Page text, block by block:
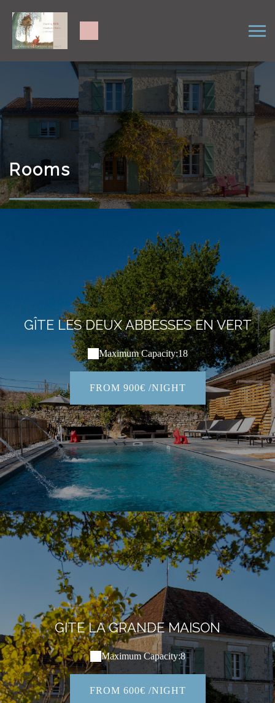
Rooms
GÎTE LES DEUX ABBESSES EN VERT
Maximum Capacity:18
FROM 900€ /NIGHT
GITE LA GRANDE MAISON
Maximum Capacity:8
FROM 600€ /NIGHT